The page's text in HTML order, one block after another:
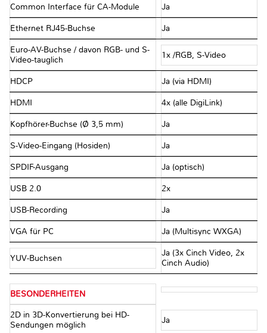
Common Interface für CA-Module Ja
Ethernet RJ45-Buchse Ja
Euro-AV-Buchse / davon RGB- und S-
Video-tauglich
1x /RGB, S-Video
HDCP Ja (via HDMI)
HDMI 4x (alle DigiLink)
Kopfhörer-Buchse (Ø 3,5 mm) Ja
S-Video-Eingang (Hosiden) Ja
SPDIF-Ausgang Ja (optisch)
USB 2.0 2x
USB-Recording Ja
VGA für PC Ja (Multisync WXGA)
YUV-Buchsen
Ja (3x Cinch Video, 2x
Cinch Audio)
BESONDERHEITEN
2D in 3D-Konvertierung bei HD-
Sendungen möglich
Ja